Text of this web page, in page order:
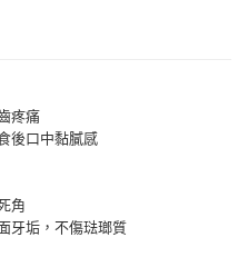
疼痛
後口中黏膩感
角
牙垢，不傷琺瑯質